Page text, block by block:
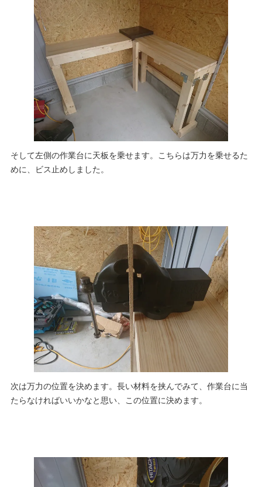
そして左側の作業台に天板を乗せます。こちらは万力を乗せるた
めに、ビス止めしました。
次は万力の位置を決めます。長い材料を挟んでみて、作業台に当
たらなければいいかなと思い、この位置に決めます。